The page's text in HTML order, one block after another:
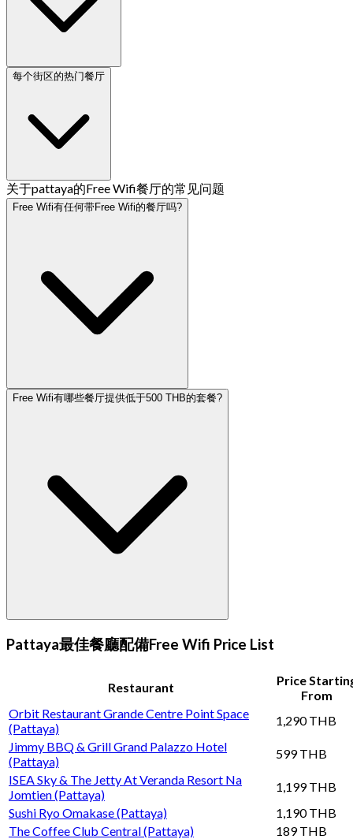
每个街区的热门餐厅
关于pattaya的Free Wifi餐厅的常见问题
Free Wifi有任何带Free Wifi的餐厅吗?
Free Wifi有哪些餐厅提供低于500 THB的套餐?
Pattaya最佳餐廳配備Free Wifi Price List
Restaurant
Price
From
Orbit Restaurant Grande Centre Point Space
(Pattaya)
1,290 THB
Jimmy BBQ & Grill Grand Palazzo Hotel
(Pattaya)
599 THB
ISEA Sky & The Jetty At Veranda Resort Na
Jomtien (Pattaya)
1,199 THB
Sushi Ryo Omakase (Pattaya)
1,190 THB
The Coffee Club Central (Pattaya)
189 THB